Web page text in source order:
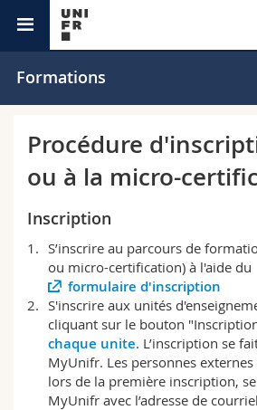
Université
Campus
Recherche
Université
Formation continue
Théologie
Droit
Sciences économiques et
Lettres et sciences humaines
Sciences de l'éducation et de la
Vous êtes
Futurs étudiants
Etudiants
Médias
Chercheurs
Ressources
Annuaire du personnel
Plan d'accès
Bibliothèques
Services
Didactique
Formations
Procédure
ou à la micro-
Inscription
S’inscrire au parcours de
ou micro-certification) à l'aide du
formulaire d'inscription
S'inscrire aux unités
cliquant sur le bouton
chaque unite. L’inscription se
MyUnifr. Les personnes
lors de la première inscription,
MyUnifr avec l’adresse de